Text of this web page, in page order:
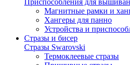
Приспособления для
Магнитные рамки и
Хангеры для панно
Устройства и
Стразы и бисер
Стразы Swarovski
Термоклеевые стразы